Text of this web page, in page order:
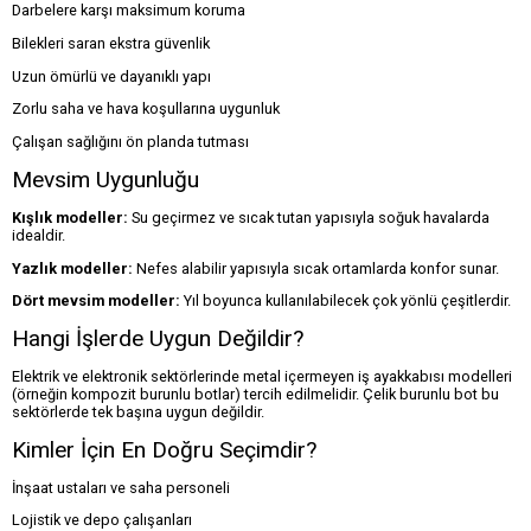
Darbelere karşı maksimum koruma
Bilekleri saran ekstra güvenlik
Uzun ömürlü ve dayanıklı yapı
Zorlu saha ve hava koşullarına uygunluk
Çalışan sağlığını ön planda tutması
Mevsim Uygunluğu
Kışlık modeller: Su geçirmez ve sıcak tutan yapısıyla soğuk havalarda
idealdir.
Yazlık modeller: Nefes alabilir yapısıyla sıcak ortamlarda konfor sunar.
Dört mevsim modeller: Yıl boyunca kullanılabilecek çok yönlü çeşitlerdir.
Hangi İşlerde Uygun Değildir?
Elektrik ve elektronik sektörlerinde metal içermeyen iş ayakkabısı modelleri
(örneğin kompozit burunlu botlar) tercih edilmelidir. Çelik burunlu bot bu
sektörlerde tek başına uygun değildir.
Kimler İçin En Doğru Seçimdir?
İnşaat ustaları ve saha personeli
Lojistik ve depo çalışanları